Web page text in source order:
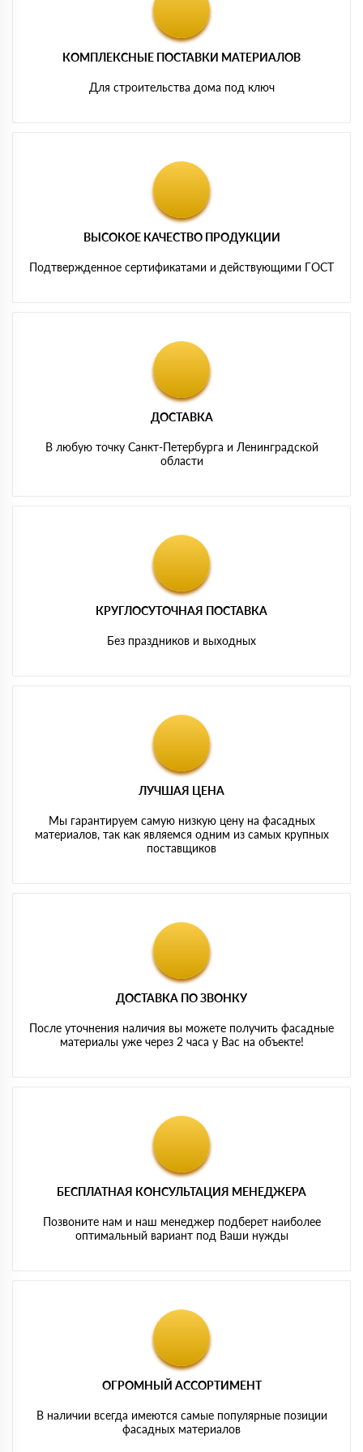
КОМПЛЕКСНЫЕ ПОСТАВКИ МАТЕРИАЛОВ
Для строительства дома под ключ
ВЫСОКОЕ КАЧЕСТВО ПРОДУКЦИИ
Подтвержденное сертификатами и действующими ГОСТ
ДОСТАВКА
В любую точку Санкт-Петербурга и Ленинградской
области
КРУГЛОСУТОЧНАЯ ПОСТАВКА
Без праздников и выходных
ЛУЧШАЯ ЦЕНА
Мы гарантируем самую низкую цену на фасадных
материалов, так как являемся одним из самых крупных
поставщиков
ДОСТАВКА ПО ЗВОНКУ
После уточнения наличия вы можете получить фасадные
материалы уже через 2 часа у Вас на объекте!
БЕСПЛАТНАЯ КОНСУЛЬТАЦИЯ МЕНЕДЖЕРА
Позвоните нам и наш менеджер подберет наиболее
оптимальный вариант под Ваши нужды
ОГРОМНЫЙ АССОРТИМЕНТ
В наличии всегда имеются самые популярные позиции
фасадных материалов